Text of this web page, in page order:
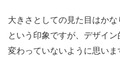
大きさとしての見た目はか
という印象ですが、 デザイン
変わっていないように思いま